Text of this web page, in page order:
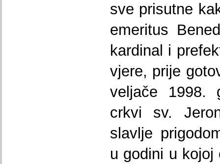
sve prisutne
emeritus
kardinal i
vjere, prije
veljače 1998.
crkvi sv.
slavlje
u godini u kojoj